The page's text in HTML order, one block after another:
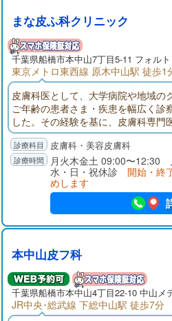
まな皮ふ科クリニック
千葉県船橋市本中山7丁目5-11 フォル
東京メトロ東西線 原木中山駅 徒歩1
皮膚科医として、大学病院や地域の
ご年齢の患者さま・疾患を幅広く診
した。その経験を基に、皮膚科専門
専門性の高い治療を提供し、あかち
族みんなの皮ふのお悩みに寄り添い
ざします。
皮膚科・美容皮膚科
月火木金土 09:00〜12:30
水・日・祝休診 開始・終
めします
本中山皮フ科
千葉県船橋市本中山4丁目22-10 中山メ
JR中央･総武線 下総中山駅 徒歩7分